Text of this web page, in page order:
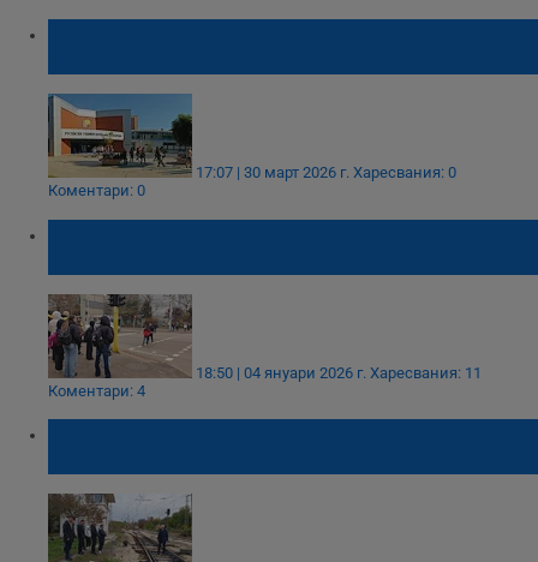
17:07 | 30 март 2026 г. Харесвания: 0
Коментари: 0
18:50 | 04 януари 2026 г. Харесвания: 11
Коментари: 4